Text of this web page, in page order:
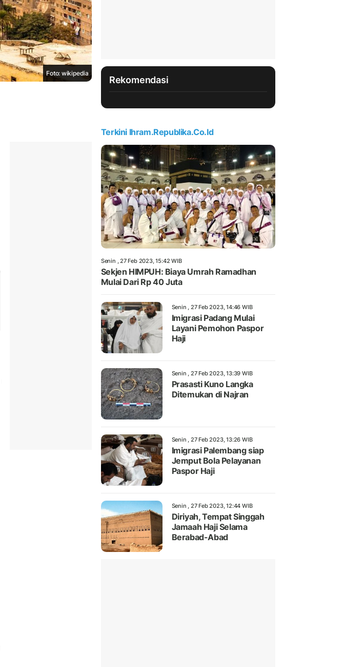
Foto: wikipedia
Rekomendasi
Terkini Ihram.republika.co.id
Senin , 27 Feb 2023, 15:42 WIB
Sekjen HIMPUH: Biaya Umrah Ramadhan
Mulai Dari Rp 40 Juta
Senin , 27 Feb 2023, 14:46 WIB
Imigrasi Padang Mulai
Layani Pemohon Paspor
Haji
Senin , 27 Feb 2023, 13:39 WIB
Prasasti Kuno Langka
Ditemukan di Najran
Senin , 27 Feb 2023, 13:26 WIB
Imigrasi Palembang siap
Jemput Bola Pelayanan
Paspor Haji
Senin , 27 Feb 2023, 12:44 WIB
Diriyah, Tempat Singgah
Jamaah Haji Selama
Berabad-Abad